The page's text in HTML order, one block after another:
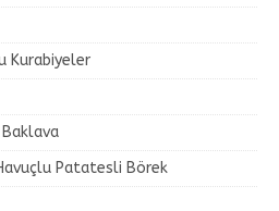
Kurabiyeler
Patatesli Börek